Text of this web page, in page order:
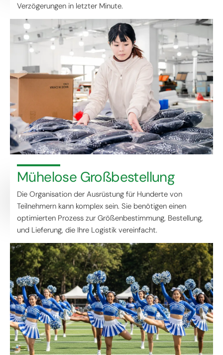
Verzögerungen in letzter Minute.
Mühelose Großbestellung
Die Organisation der Ausrüstung für Hunderte von
Teilnehmern kann komplex sein. Sie benötigen einen
optimierten Prozess zur Größenbestimmung, Bestellung,
und Lieferung, die Ihre Logistik vereinfacht.